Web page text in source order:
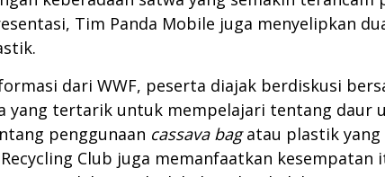
Tim Panda Mobile juga menyelipkan
dari WWF, peserta diajak berdiskusi
yang tertarik untuk mempelajari tentang daur
penggunaan cassava bagatau plastik yang
Club juga memanfaatkan